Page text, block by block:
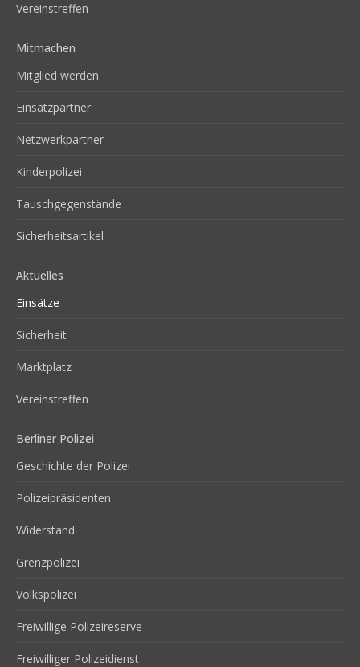
Vereinstreffen
Mitmachen
Mitglied werden
Einsatzpartner
Netzwerkpartner
Kinderpolizei
Tauschgegenstände
Sicherheitsartikel
Aktuelles
Einsätze
Sicherheit
Marktplatz
Vereinstreffen
Berliner Polizei
Geschichte der Polizei
Polizeipräsidenten
Widerstand
Grenzpolizei
Volkspolizei
Freiwillige Polizeireserve
Freiwilliger Polizeidienst